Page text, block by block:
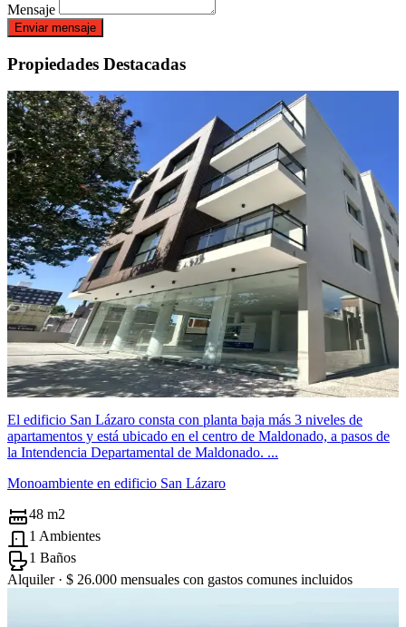
Mensaje
Enviar mensaje
Propiedades Destacadas
El edificio San Lázaro consta con planta baja más 3 niveles de
apartamentos y está ubicado en el centro de Maldonado, a pasos de
la Intendencia Departamental de Maldonado. ...
Monoambiente en edificio San Lázaro
48 m2
1 Ambientes
1 Baños
Alquiler · $ 26.000 mensuales con gastos comunes incluidos